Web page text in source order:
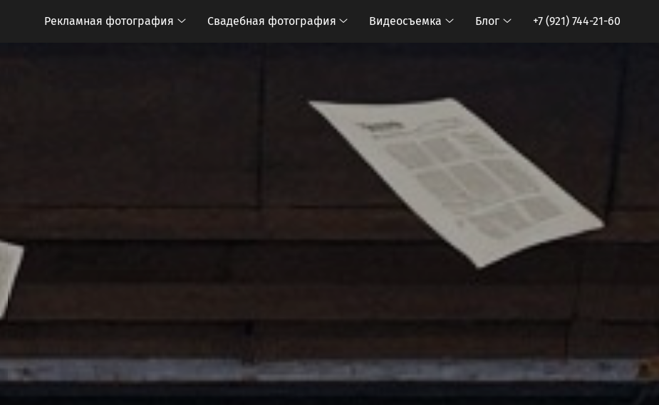
Рекламная фотография Свадебная фотография Видеосъемка Блог +7 (921) 744-21-60